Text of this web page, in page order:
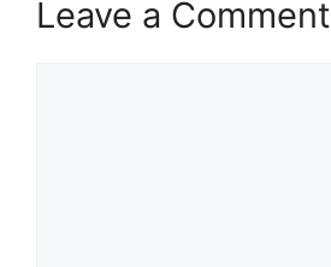
Leave a Comment